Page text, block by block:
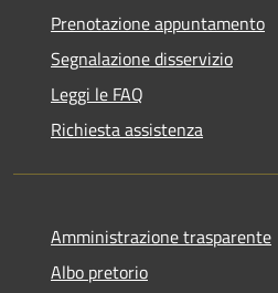
Prenotazione appuntamento
Segnalazione disservizio
Leggi le FAQ
Richiesta assistenza
Amministrazione trasparente
Albo pretorio